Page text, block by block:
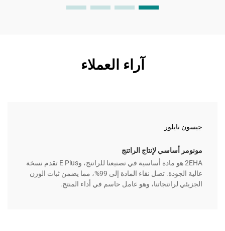
آراء العملاء
جيسون تايلور
‫مونومر أساسي لإنتاج الراتنج‬
‫‫2EHA هو مادة أساسية في تصنيعنا للراتنج، و‫E Plus تقدم نسخة
عالية الجودة. تصل نقاء المادة إلى 99%، مما يضمن ثبات الوزن
الجزيئي لراتنجاتنا، وهو عامل حاسم في أداء المنتج.‬‬